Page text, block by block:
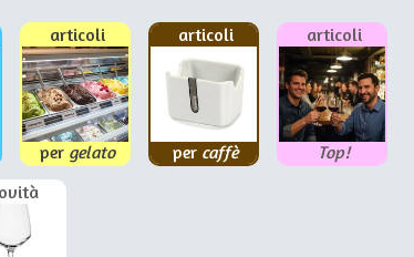
articoli
per gelato
articoli
per caffè
articoli
Top!